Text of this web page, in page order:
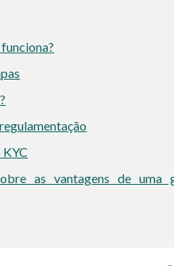
as vantagens de uma